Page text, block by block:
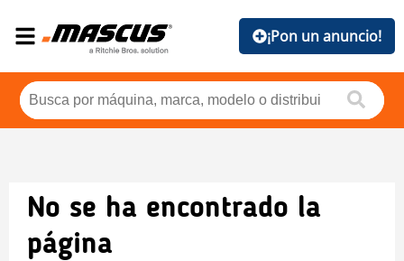
¡Pon un anuncio!
No se ha encontrado la
página